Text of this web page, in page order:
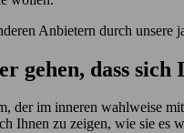
Anbietern durch unsere
gehen, dass
der im inneren wahlweise
Ihnen zu zeigen, wie sie es